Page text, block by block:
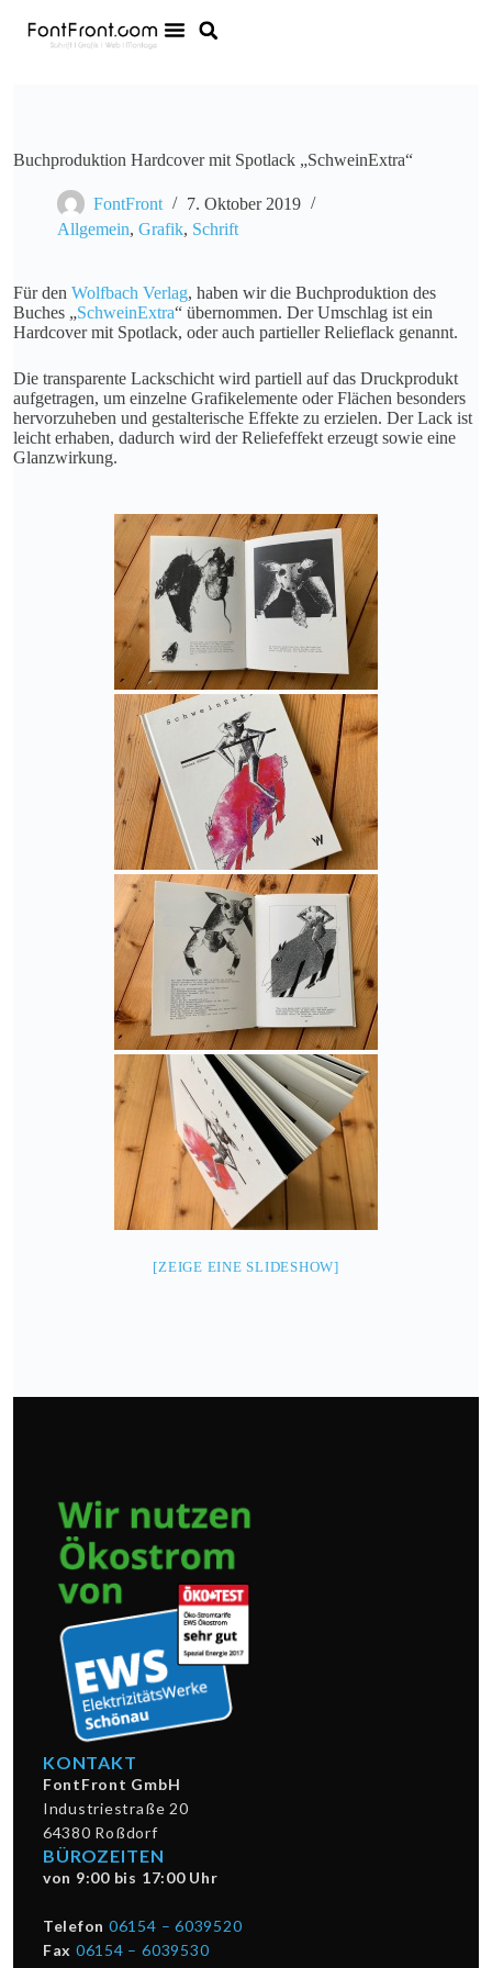
Buchproduktion Hardcover mit Spotlack „SchweinExtra“
FontFront
7. Oktober 2019
Allgemein, Grafik, Schrift
Für den Wolfbach Verlag, haben wir die Buchproduktion des
Buches „SchweinExtra“ übernommen. Der Umschlag ist ein
Hardcover mit Spotlack, oder auch partieller Relieflack genannt.
Die transparente Lackschicht wird partiell auf das Druckprodukt
aufgetragen, um einzelne Grafikelemente oder Flächen besonders
hervorzuheben und gestalterische Effekte zu erzielen. Der Lack ist
leicht erhaben, dadurch wird der Reliefeffekt erzeugt sowie eine
Glanzwirkung.
[ZEIGE EINE SLIDESHOW]
KONTAKT
FontFront GmbH
Industriestraße 20
64380 Roßdorf
BÜROZEITEN
von 9:00 bis 17:00 Uhr
Telefon 06154 – 6039520
Fax 06154 – 6039530